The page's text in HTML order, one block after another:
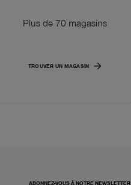
Plus de 70 magasins
TROUVER UN MAGASIN
ABONNEZ-VOUS À NOTRE NEWSLETTER